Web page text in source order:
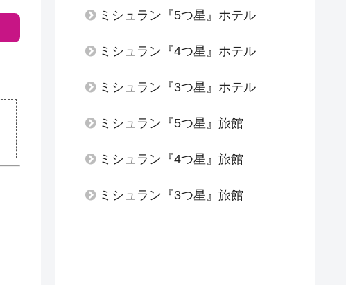
ミシュラン『5つ星』ホテル
ミシュラン『4つ星』ホテル
ミシュラン『3つ星』ホテル
ミシュラン『5つ星』旅館
ミシュラン『4つ星』旅館
ミシュラン『3つ星』旅館